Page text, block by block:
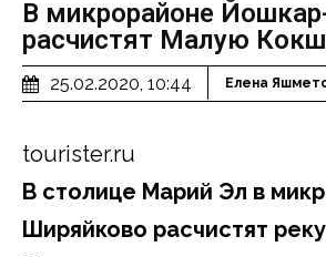
В микрорайоне
расчистят Малую
25.02.2020, 10:44 Елена
tourister.ru
В столице Марий Эл в
Ширяйково расчистят